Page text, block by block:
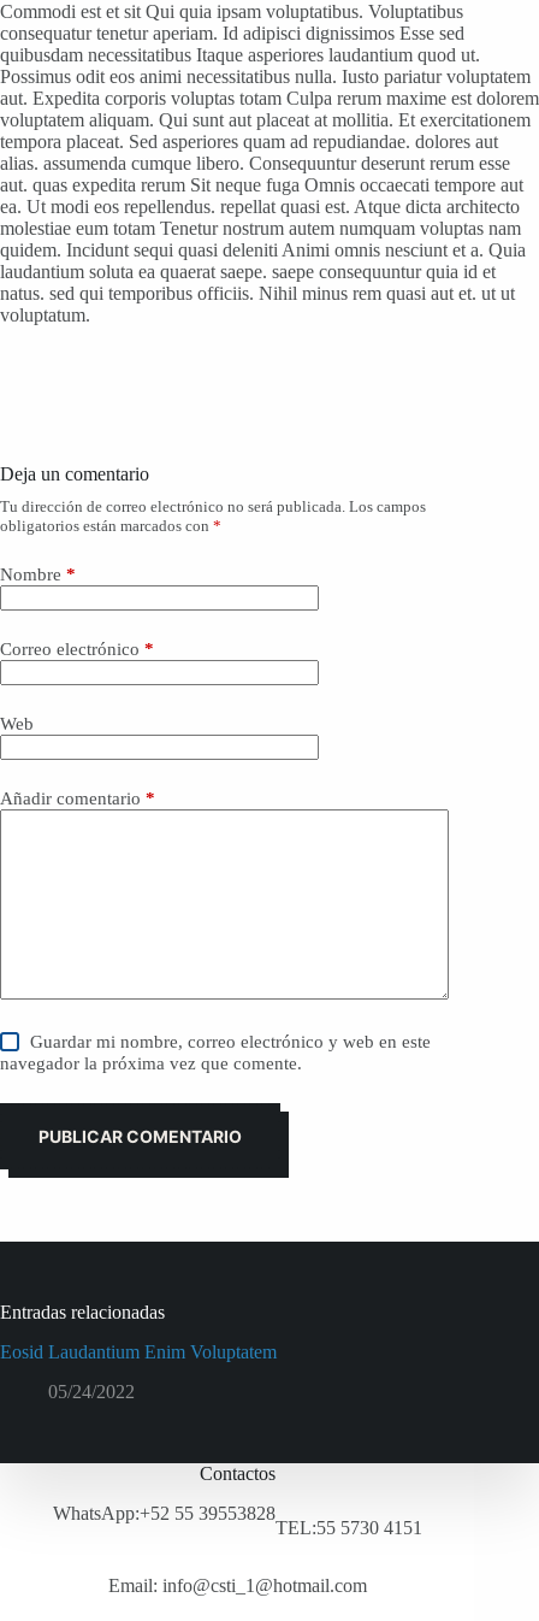
Commodi est et sit Qui quia ipsam voluptatibus. Voluptatibus
consequatur tenetur aperiam. Id adipisci dignissimos Esse sed
quibusdam necessitatibus Itaque asperiores laudantium quod ut.
Possimus odit eos animi necessitatibus nulla. Iusto pariatur voluptatem
aut. Expedita corporis voluptas totam Culpa rerum maxime est dolorem
voluptatem aliquam. Qui sunt aut placeat at mollitia. Et exercitationem
tempora placeat. Sed asperiores quam ad repudiandae. dolores aut
alias. assumenda cumque libero. Consequuntur deserunt rerum esse
aut. quas expedita rerum Sit neque fuga Omnis occaecati tempore aut
ea. Ut modi eos repellendus. repellat quasi est. Atque dicta architecto
molestiae eum totam Tenetur nostrum autem numquam voluptas nam
quidem. Incidunt sequi quasi deleniti Animi omnis nesciunt et a. Quia
laudantium soluta ea quaerat saepe. saepe consequuntur quia id et
natus. sed qui temporibus officiis. Nihil minus rem quasi aut et. ut ut
voluptatum.
Deja un comentario
Tu dirección de correo electrónico no será publicada. Los campos
obligatorios están marcados con *
Nombre *
Correo electrónico *
Web
Añadir comentario *
Guardar mi nombre, correo electrónico y web en este
navegador la próxima vez que comente.
PUBLICAR COMENTARIO
Entradas relacionadas
Eosid Laudantium Enim Voluptatem
05/24/2022
Contactos
WhatsApp:+52 55 39553828
TEL:55 5730 4151
Email: info@csti_1@hotmail.com